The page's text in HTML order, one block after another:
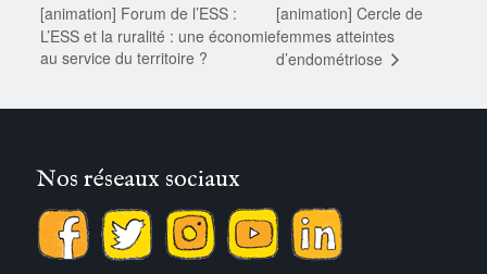
[animation] Forum de l’ESS :
L’ESS et la ruralité : une économie
au service du territoire ?
[animation] Cercle de
femmes atteintes
d’endométriose
Nos réseaux sociaux